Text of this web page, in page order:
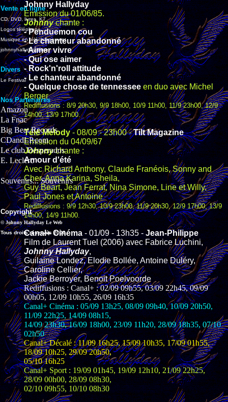
Vente en ligne
CD, DVD, livres, K7
Logos téléphone
Musique en téléchargement
johnnyhallyday.store
Divers
Le Festival
Nos Partenaires
Amazon
La Fnac
Big Beat Records
CDandLP.com
Le club Desperados
E. Leclerc
Souvenirs... Souvenirs
Copyright
© Johnny Hallyday Le Web
Tous droits réservés 2000.
Johnny Hallyday
Emission du 01/06/85.
Johnnychante :
- Penduemon cou
- Le chanteur abandonné
- Aimer vivre
- Qui ose aimer
- Rock'n'roll attitude
- Le chanteur abandonné
- Quelque chose de tennesseeen duo avec Michel
Berger
Rediffusions : 8/9 20h30, 9/9 18h00, 10/9 11h00, 11/9 23h00, 12/9
14h00, 13/9 17h00.
Télé Mélody- 08/09 - 23h00 -Tilt Magazine
Emission du 04/09/67
Johnnychante :
Amour d'été
Avec Richard Anthony, Claude Franéois, Sonny and
Cher, Anna Karina, Sheila,
Guy Beart, Jean Ferrat, Nina Simone, Line et Willy,
Paul Jones et Antoine
Rediffusions : 9/9 12h30, 10/9 23h00, 11/9 20h30, 12/9 17h00, 13/9
14h00, 14/9 11h00.
Canal+ Cinéma- 01/09 - 13h35 -Jean-Philippe
Film de Laurent Tuel (2006) avec Fabrice Luchini,
Johnny Hallyday,
Guilaine Londez, Elodie Bollée, Antoine Duléry,
Caroline Cellier,
Jackie Berroyer, Benoit Poelvoorde
Rediffusions : Canal+ : 02/09 09h55, 03/09 22h45, 09/09
00h05, 12/09 10h55, 26/09 16h35
Canal+ Cinéma : 05/09 13h25, 08/09 09h40, 10/09 20h50,
11/09 22h25, 14/09 08h15,
14/09 23h30, 16/09 18h00, 23/09 11h20, 28/09 18h35, 07/10
02h50
Canal+ Décalé : 11/09 16h25, 15/09 10h35, 17/09 01h55,
18/09 10h25, 29/09 20h50,
05/10 16h25
Canal+ Sport :19/09 01h45, 19/09 12h10, 21/09 22h25,
28/09 00h00, 28/09 08h30,
02/10 09h55, 10/10 08h30